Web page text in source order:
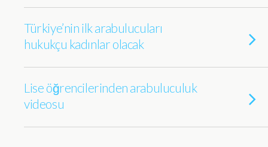
Türkiye’nin ilk arabulucuları
hukukçu kadınlar olacak
Lise öğrencilerinden arabuluculuk
videosu